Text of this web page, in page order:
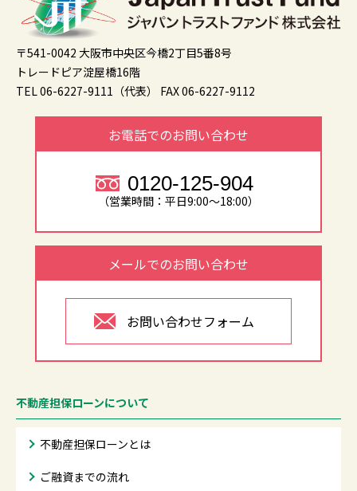
〒541-0042 大阪市中央区今橋2丁目5番8号
トレードピア淀屋橋16階
TEL 06-6227-9111（代表）
FAX 06-6227-9112
お電話でのお問い合わせ
0120-125-904
（営業時間：平日9:00～18:00）
メールでのお問い合わせ
お問い合わせフォーム
不動産担保ローンについて
不動産担保ローンとは
ご融資までの流れ